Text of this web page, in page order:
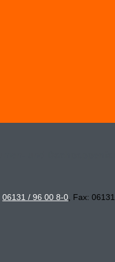
06131 / 96 00 8-0 , Fax: